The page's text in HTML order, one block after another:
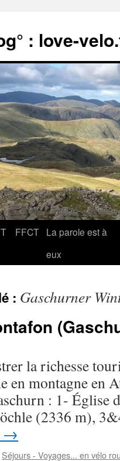
: love-
FFCT La parole est à
eux
: Gaschurner
la richesse
en montagne en
: 1- Église
(2336 m),
→
Séjours - Voyages... en vélo